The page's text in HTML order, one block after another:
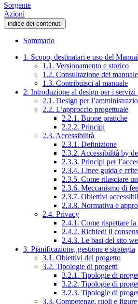
Sorgente
Azioni
indice dei contenuti
Sommario
1. Scopo, destinatari e uso del
1.1. Versionamento e storico
1.2. Consultazione del manuale
1.3. Contribuisci al manuale
2. Introduzione al design per i
2.1. Design per
2.2. L’approccio progettuale
2.2.1. Buone pratiche
2.2.2. Principi
2.3. Accessibilità
2.3.1. Definizione
2.3.2. Accessibilità by
2.3.3. Principi per
2.3.4. Linee guida e
2.3.5. Come rilasciare
2.3.6. Meccanismo di
2.3.7. Obiettivi
2.3.8. Normativa e
2.4. Privacy
2.4.1. Come rispettare
2.4.2. Richiedi il
2.4.3. Le basi del sito
3. Pianificazione, gestione e strategia
3.1. Obiettivi del progetto
3.2. Tipologie di progetti
3.2.1. Tipologie di
3.2.2. Tipologie di
3.2.3. Tipologie di
3.3. Competenze, ruoli e